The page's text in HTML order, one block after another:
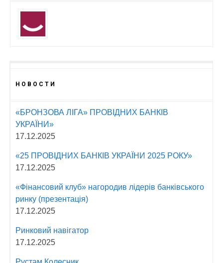
НОВОСТИ
«БРОНЗОВА ЛІГА» ПРОВІДНИХ БАНКІВ
УКРАЇНИ»
17.12.2025
«25 ПРОВІДНИХ БАНКІВ УКРАЇНИ 2025 РОКУ»
17.12.2025
«Фінансовий клуб» нагородив лідерів банківського
ринку (презентація)
17.12.2025
Ринковий навігатор
17.12.2025